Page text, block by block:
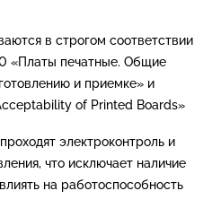
в строгом соответствии
«Платы печатные. Общие
и приемке» и
of Printed Boards»
электроконтроль и
что исключает наличие
на работоспособность